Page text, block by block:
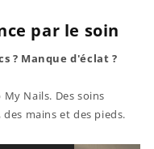
par le soin
? Manque d'éclat ?
Nails. Des soins
mains et des pieds.